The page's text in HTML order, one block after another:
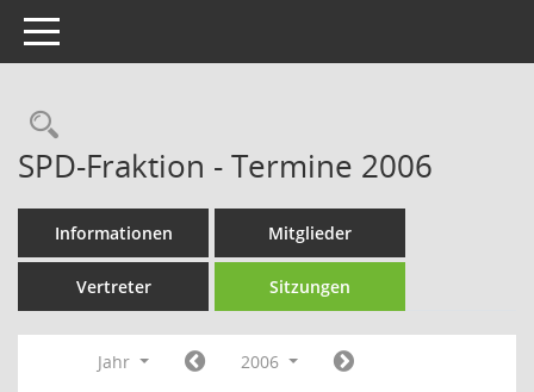
Toggle navigation
Rechercheauswahl
SPD-Fraktion - Termine 2006
Informationen Mitglieder
Vertreter Sitzungen
Jahr
2006